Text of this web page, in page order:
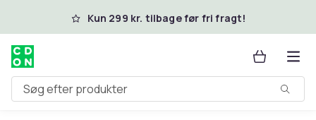
Spring til hovedindhold
Kun 299 kr. tilbage før fri fragt!
Søg efter produkter